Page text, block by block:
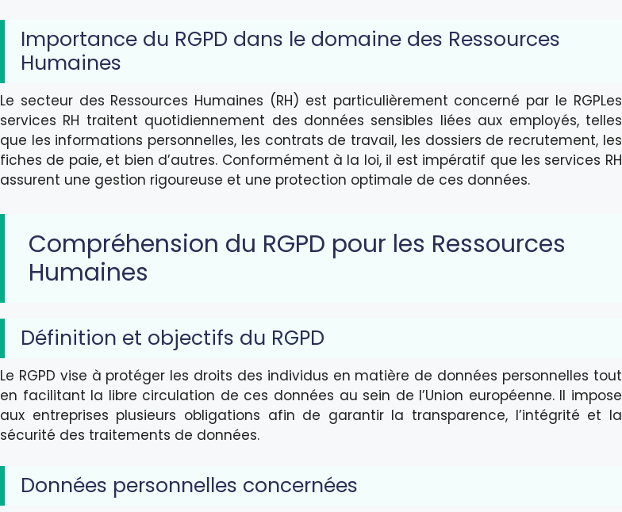
Importance du RGPD dans le domaine des Ressources
Humaines
Le secteur des Ressources Humaines (RH) est particulièrement concerné par le RGPLes
services RH traitent quotidiennement des données sensibles liées aux employés, telles
que les informations personnelles, les contrats de travail, les dossiers de recrutement, les
fiches de paie, et bien d’autres. Conformément à la loi, il est impératif que les services RH
assurent une gestion rigoureuse et une protection optimale de ces données.
Compréhension du RGPD pour les Ressources
Humaines
Définition et objectifs du RGPD
Le RGPD vise à protéger les droits des individus en matière de données personnelles tout
en facilitant la libre circulation de ces données au sein de l’Union européenne. Il impose
aux entreprises plusieurs obligations afin de garantir la transparence, l’intégrité et la
sécurité des traitements de données.
Données personnelles concernées